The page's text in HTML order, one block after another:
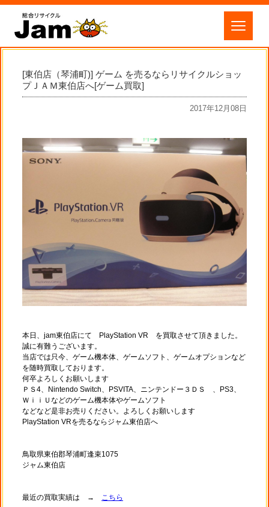
[東伯店（琴浦町)] ゲーム を売るならリサイクルショッ
プＪＡＭ東伯店へ[ゲーム買取]
2017年12月08日
本日、jam東伯店にて PlayStation VR を買取させて頂きました。
誠に有難うございます。
当店では只今、ゲーム機本体、ゲームソフト、ゲームオプションなど
を随時買取しております。
何卒よろしくお願いします
ＰＳ4、Nintendo Switch、PSVITA、ニンテンドー３ＤＳ 、PS3、
ＷｉｉＵなどのゲーム機本体やゲームソフト
などなど是非お売りください。よろしくお願いします
PlayStation VRを売るならジャム東伯店へ
鳥取県東伯郡琴浦町逢束1075
ジャム東伯店
最近の買取実績は → こちら